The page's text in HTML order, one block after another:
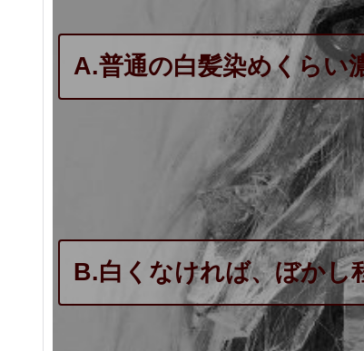
A.普通の白髪染めくらい
B.白くなければ、ぼかし